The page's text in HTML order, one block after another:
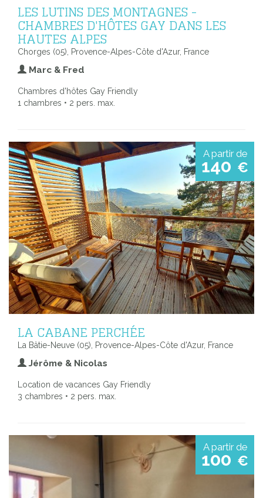
LES LUTINS DES MONTAGNES -
CHAMBRES D'HÔTES GAY DANS LES
HAUTES ALPES
Chorges (05), Provence-Alpes-Côte d'Azur, France
Marc & Fred
Chambres d'hôtes Gay Friendly
1 chambres • 2 pers. max.
A partir de
140 €
LA CABANE PERCHÉE
La Bâtie-Neuve (05), Provence-Alpes-Côte d'Azur, France
Jérôme & Nicolas
Location de vacances Gay Friendly
3 chambres • 2 pers. max.
A partir de
100 €